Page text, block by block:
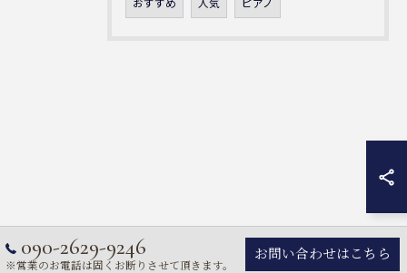
090-2629-9246
※営業のお電話は固くお断りさせて頂きます。
お問い合わせはこちら